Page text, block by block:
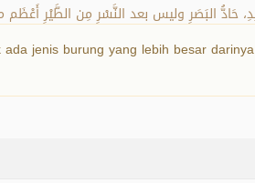
حَادُّ البَصَرِ وليس بعد النَّسْرِ مِن الطَّيْرِ
jenis burung yang lebih besar